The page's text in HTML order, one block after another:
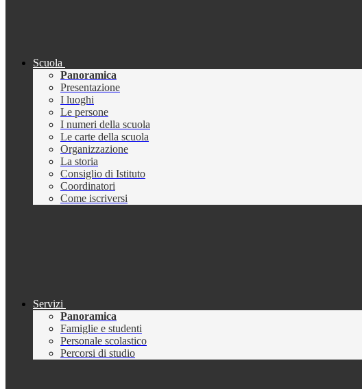
Scuola
Panoramica
Presentazione
I luoghi
Le persone
I numeri della scuola
Le carte della scuola
Organizzazione
La storia
Consiglio di Istituto
Coordinatori
Come iscriversi
Servizi
Panoramica
Famiglie e studenti
Personale scolastico
Percorsi di studio